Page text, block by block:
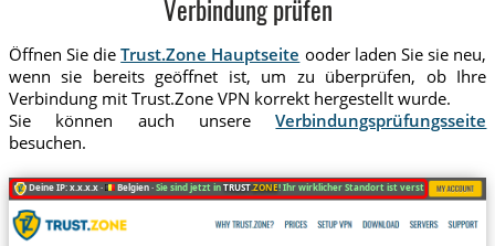
Verbindung prüfen
Öffnen Sie dieTrust.Zone Hauptseite ooder laden Sie sie neu,
wenn sie bereits geöffnet ist, um zu überprüfen, ob Ihre
Verbindung mit Trust.Zone VPN korrekt hergestellt wurde.
Sie können auch unsereVerbindungsprüfungsseite
besuchen.
Deine IP: x.x.x.x · Belgien ·Sie sind jetzt inTRUST.ZONE! Ihr wirklicher Standort ist versteckt!